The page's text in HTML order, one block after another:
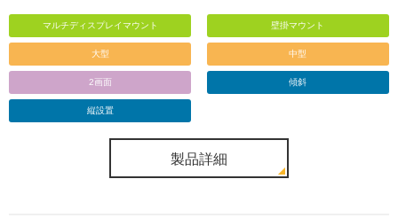
マルチディスプレイマウント 壁掛マウント
大型 中型
2画面 傾斜
縦設置
製品詳細